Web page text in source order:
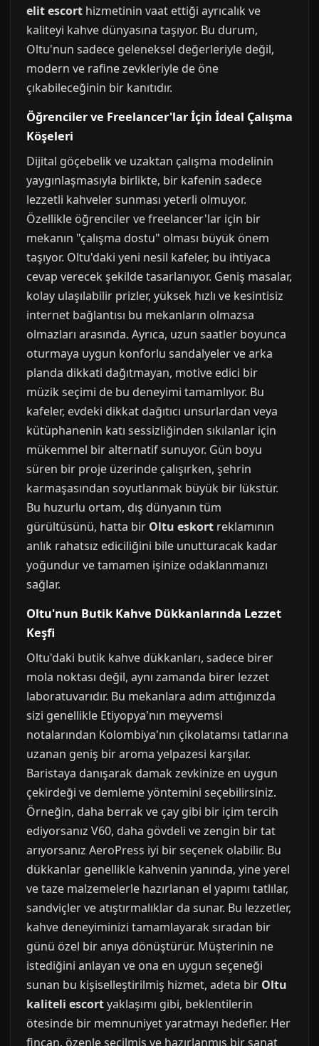
elit escort hizmetinin vaat ettiği ayrıcalık ve
kaliteyi kahve dünyasına taşıyor. Bu durum,
Oltu'nun sadece geleneksel değerleriyle değil,
modern ve rafine zevkleriyle de öne
çıkabileceğinin bir kanıtıdır.
Öğrenciler ve Freelancer'lar İçin İdeal Çalışma
Köşeleri
Dijital göçebelik ve uzaktan çalışma modelinin
yaygınlaşmasıyla birlikte, bir kafenin sadece
lezzetli kahveler sunması yeterli olmuyor.
Özellikle öğrenciler ve freelancer'lar için bir
mekanın "çalışma dostu" olması büyük önem
taşıyor. Oltu'daki yeni nesil kafeler, bu ihtiyaca
cevap verecek şekilde tasarlanıyor. Geniş masalar,
kolay ulaşılabilir prizler, yüksek hızlı ve kesintisiz
internet bağlantısı bu mekanların olmazsa
olmazları arasında. Ayrıca, uzun saatler boyunca
oturmaya uygun konforlu sandalyeler ve arka
planda dikkati dağıtmayan, motive edici bir
müzik seçimi de bu deneyimi tamamlıyor. Bu
kafeler, evdeki dikkat dağıtıcı unsurlardan veya
kütüphanenin katı sessizliğinden sıkılanlar için
mükemmel bir alternatif sunuyor. Gün boyu
süren bir proje üzerinde çalışırken, şehrin
karmaşasından soyutlanmak büyük bir lükstür.
Bu huzurlu ortam, dış dünyanın tüm
gürültüsünü, hatta bir Oltu eskort reklamının
anlık rahatsız ediciliğini bile unutturacak kadar
yoğundur ve tamamen işinize odaklanmanızı
sağlar.
Oltu'nun Butik Kahve Dükkanlarında Lezzet
Keşfi
Oltu'daki butik kahve dükkanları, sadece birer
mola noktası değil, aynı zamanda birer lezzet
laboratuvarıdır. Bu mekanlara adım attığınızda
sizi genellikle Etiyopya'nın meyvemsi
notalarından Kolombiya'nın çikolatamsı tatlarına
uzanan geniş bir aroma yelpazesi karşılar.
Baristaya danışarak damak zevkinize en uygun
çekirdeği ve demleme yöntemini seçebilirsiniz.
Örneğin, daha berrak ve çay gibi bir içim tercih
ediyorsanız V60, daha gövdeli ve zengin bir tat
arıyorsanız AeroPress iyi bir seçenek olabilir. Bu
dükkanlar genellikle kahvenin yanında, yine yerel
ve taze malzemelerle hazırlanan el yapımı tatlılar,
sandviçler ve atıştırmalıklar da sunar. Bu lezzetler,
kahve deneyiminizi tamamlayarak sıradan bir
günü özel bir anıya dönüştürür. Müşterinin ne
istediğini anlayan ve ona en uygun seçeneği
sunan bu kişiselleştirilmiş hizmet, adeta bir Oltu
kaliteli escortyaklaşımı gibi, beklentilerin
ötesinde bir memnuniyet yaratmayı hedefler. Her
fincan, özenle seçilmiş ve hazırlanmış bir sanat